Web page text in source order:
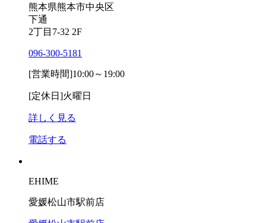
熊本県熊本市中央区
下通
2丁目7-32 2F
096-300-5181
[営業時間]10:00～19:00
[定休日]火曜日
詳しく見る
電話する
EHIME
愛媛松山市駅前店